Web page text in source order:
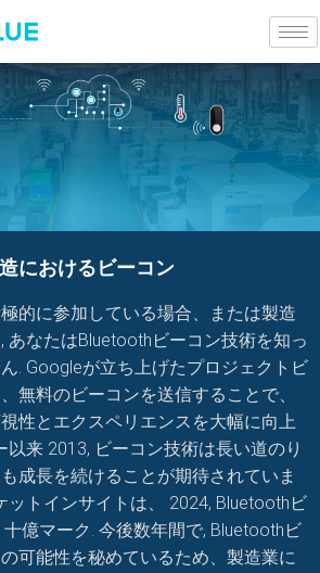
におけるビーコン
的に参加している場合、または製造
あなたはBluetoothビーコン技術を知っ
. Googleが立ち上げたプロジェクトビ
無料のビーコンを送信することで、
性とエクスペリエンスを大幅に向上
以来 2013, ビーコン技術は長い道のり
成長を続けることが期待されていま
ットインサイトは、 2024, Bluetoothビ
億マーク. 今後数年間で, Bluetoothビ
可能性を秘めているため、製造業に